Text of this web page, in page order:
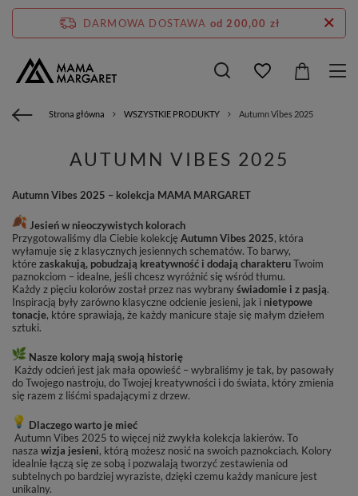
DARMOWA DOSTAWA od 200,00 zł
Strona główna WSZYSTKIE PRODUKTY Autumn Vibes 2025
AUTUMN VIBES 2025
Autumn Vibes 2025 – kolekcja MAMA MARGARET
Jesień w nieoczywistych kolorach
Przygotowaliśmy dla Ciebie kolekcję Autumn Vibes 2025, która
wyłamuje się z klasycznych jesiennych schematów. To barwy,
którezaskakują, pobudzają kreatywność i dodają charakteruTwoim
paznokciom – idealne, jeśli chcesz wyróżnić się wśród tłumu.
Każdy z pięciu kolorów został przez nas wybranyświadomie i z pasją.
Inspiracją były zarówno klasyczne odcienie jesieni, jak i nietypowe
tonacje, które sprawiają, że każdy manicure staje się małym dziełem
sztuki.
Nasze kolory mają swoją historię
Każdy odcień jest jak mała opowieść – wybraliśmy je tak, by pasowały
do Twojego nastroju, do Twojej kreatywności i do świata, który zmienia
się razem z liśćmi spadającymi z drzew.
Dlaczego warto je mieć
Autumn Vibes 2025 to więcej niż zwykła kolekcja lakierów. To
nasza wizja jesieni, którą możesz nosić na swoich paznokciach. Kolory
idealnie łączą się ze sobą i pozwalają tworzyć zestawienia od
subtelnych po bardziej wyraziste, dzięki czemu każdy manicure jest
unikalny.